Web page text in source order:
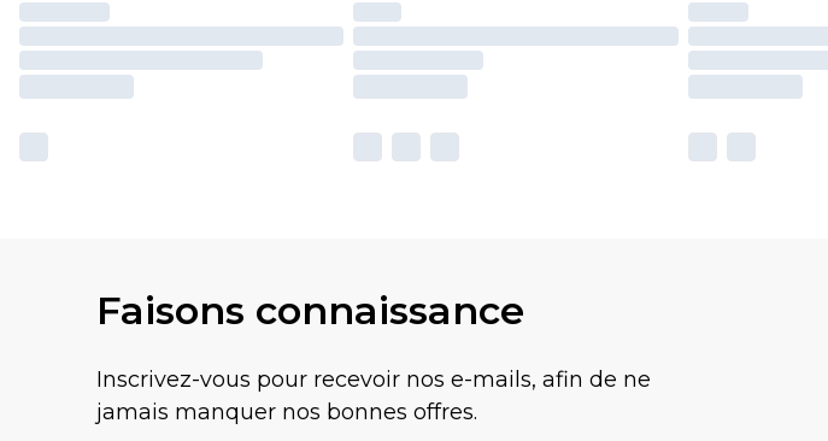
Faisons connaissance
Inscrivez-vous pour recevoir nos e-mails, afin de ne
jamais manquer nos bonnes offres.